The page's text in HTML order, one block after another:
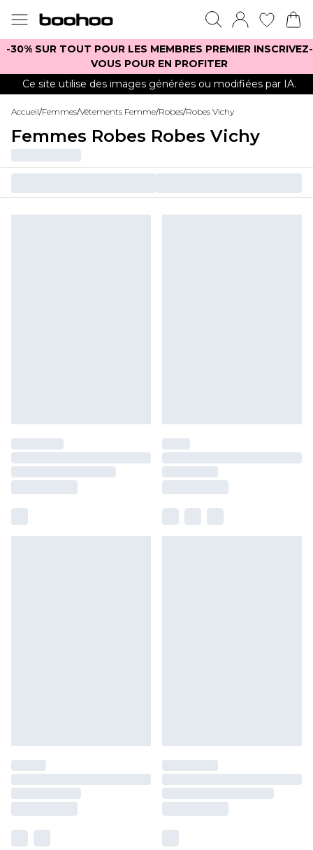
-30% SUR TOUT POUR LES MEMBRES PREMIER INSCRIVEZ-
VOUS POUR EN PROFITER
Ce site utilise des images générées ou modifiées par IA.
Accueil/Femmes/Vêtements Femme/Robes/Robes Vichy
Femmes Robes Robes Vichy